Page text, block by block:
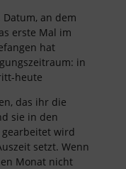
an dem
erste Mal im
hat
in
heute
das ihr die
sie in den
wird
setzt. Wenn
Monat nicht